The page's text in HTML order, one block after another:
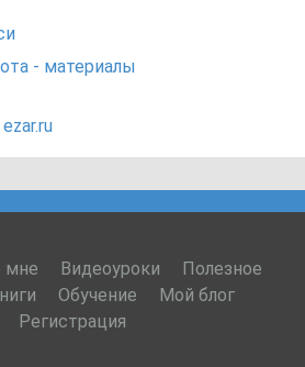
- материалы
мне Видеоуроки
Полезное
Обучение
Мой блог
Регистрация